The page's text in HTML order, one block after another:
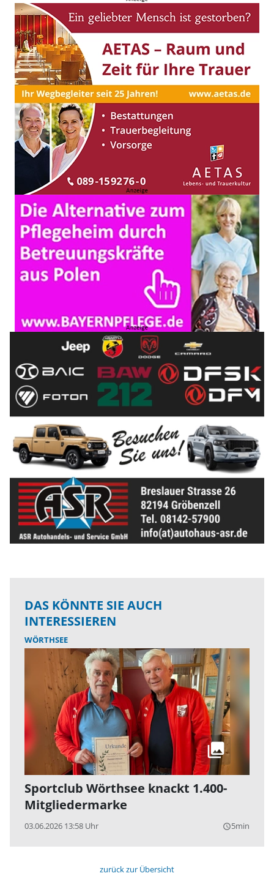
DAS KÖNNTE SIE AUCH
INTERESSIEREN
WÖRTHSEE
Sportclub Wörthsee knackt 1.400-
Mitgliedermarke
03.06.2026 13:58 Uhr query_builder5min
zurück zur Übersicht